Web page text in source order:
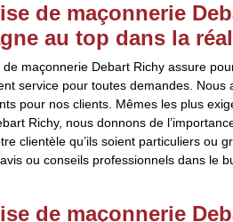
de maçonnerie
au top dans la
maçonnerie Debart Richy assure
service pour toutes demandes.
pour nos clients. Mêmes les plus
Richy, nous donnons de
clientèle qu’ils soient particuliers ou
ou conseils professionnels dans le
de maçonnerie